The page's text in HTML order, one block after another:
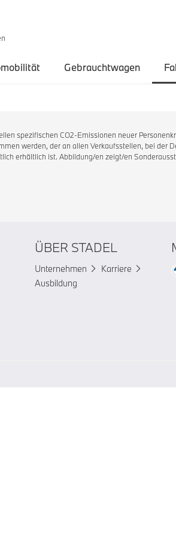
Gebrauchtwagen
spezifischen CO2-Emissionen neuer
werden, der an allen Verkaufsstellen, bei der
erhältlich ist. Abbildung/en zeigt/en
ÜBER STADEL
Unternehmen
Karriere
Ausbildung